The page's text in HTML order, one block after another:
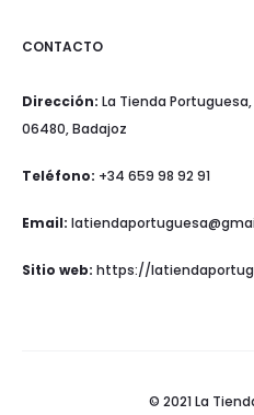
CONTACTO
Dirección: La Tienda
06480, Badajoz
Teléfono: +34 659 98 92 91
Email:
Sitio web: https://
© 2021 La